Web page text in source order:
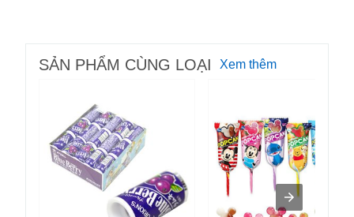
SẢN PHẨM CÙNG LOẠI Xem thêm